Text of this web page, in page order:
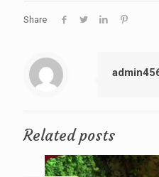
Share
Related posts